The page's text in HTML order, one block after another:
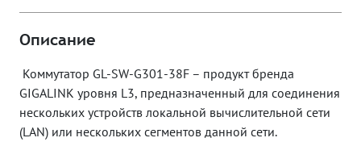
Описание
Коммутатор GL-SW-G301-38F – продукт бренда
GIGALINK уровня L3, предназначенный для соединения
нескольких устройств локальной вычислительной сети
(LAN) или нескольких сегментов данной сети.